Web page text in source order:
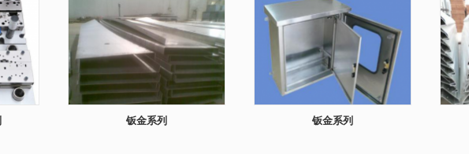
钣金系列 钣金系列